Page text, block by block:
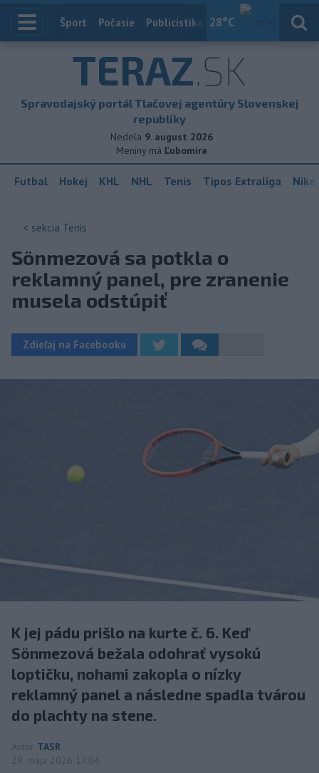
28°C
Index
Šport Počasie Publicistika Slovensko
TERAZ.SK
Spravodajský portál Tlačovej agentúry Slovenskej
republiky
Nedela 9. august 2026
Meniny má Ľubomíra
Futbal Hokej KHL NHL Tenis Tipos Extraliga
< sekcia Tenis
Sönmezová sa potkla o
reklamný panel, pre zranenie
musela odstúpiť
Zdieľaj na Facebooku
K jej pádu prišlo na kurte č. 6. Keď
Sönmezová bežala odohrať vysokú
loptičku, nohami zakopla o nízky
reklamný panel a následne spadla tvárou
do plachty na stene.
Autor TASR
29. mája 2026 17:04